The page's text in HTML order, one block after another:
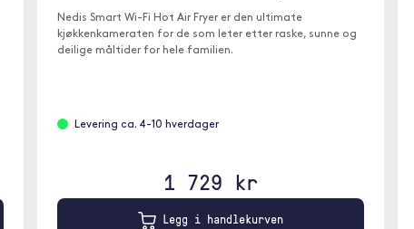
Nedis Smart Wi-Fi Hot Air Fryer er den ultimate
kjøkkenkameraten for de som leter etter raske, sunne og
deilige måltider for hele familien.
Levering ca. 4-10 hverdager
1 729 kr
Legg i handlekurven